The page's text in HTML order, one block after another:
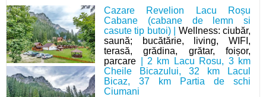
Cazare Revelion Lacu Roșu
Cabane (cabane de lemn si
casute tip butoi) | Wellness: ciubăr,
saună; bucătărie, living, WIFI,
terasă, grădina, grătar, foișor,
parcare | 2 km Lacu Rosu, 3 km
Cheile Bicazului, 32 km Lacul
Bicaz, 37 km Partia de schi
Ciumani